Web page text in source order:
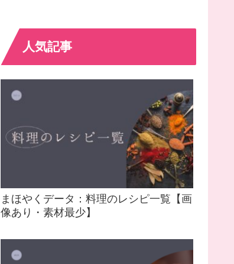
人気記事
まほやくデータ：料理のレシピ一覧【画
像あり・素材最少】